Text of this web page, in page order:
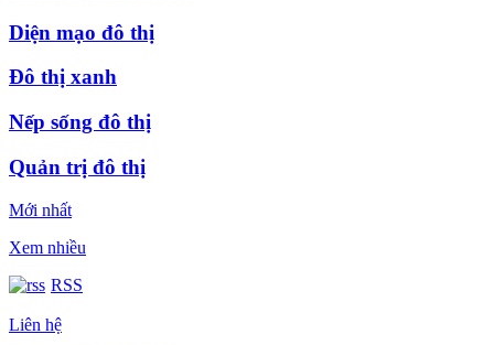
Diện mạo đô thị
Đô thị xanh
Nếp sống đô thị
Quản trị đô thị
Mới nhất
Xem nhiều
RSS
Liên hệ